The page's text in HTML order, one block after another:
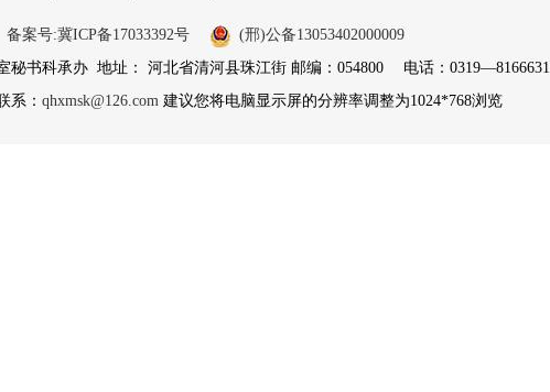
备案号:冀ICP备17033392号
(邢)公备13053402000009
秘书科承办 地址： 河北省清河县珠江街 邮编：054800 电话：0319—8166631
系： qhxmsk@126.com 建议您将电脑显示屏的分辨率调整为1024*768浏览